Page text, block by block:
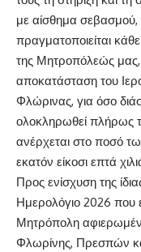
με αίσθημα
πραγματοποιείται
της Μητροπόλεώς μας,
αποκατάσταση του
Φλώρινας, για όσο
ολοκληρωθεί πλήρως
ανέρχεται στο ποσό
εκατόν είκοσι επτά
Προς ενίσχυση της
Ημερολόγιο 2026 που
Μητρόπολη
Φλωρίνης, Πρεσπών